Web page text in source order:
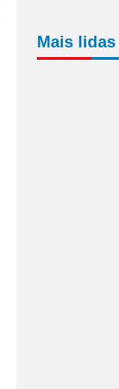
Mais lidas